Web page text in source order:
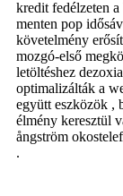
kredit fedélzeten
menten pop
követelmény
mozgó-első
letöltéshez
optimalizálták a
együtt eszközök ,
élmény keresztül
ångström
.